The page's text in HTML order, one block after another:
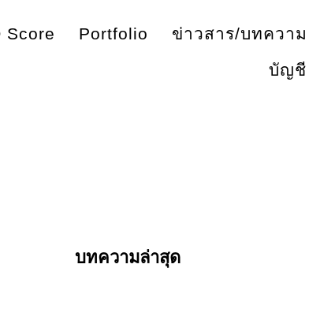
Score Portfolio
ข่าวสาร/บทความ
บัญชี
บทความล่าสุด